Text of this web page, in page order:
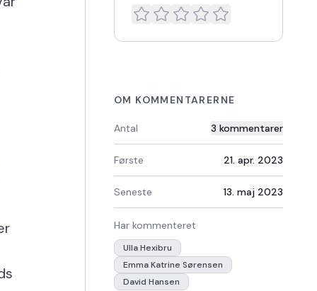
OM KOMMENTARERNE
Antal 3 kommentarer
Første 21. apr. 2023
Seneste 13. maj 2023
Har kommenteret
Ulla Hexibru
Emma Katrine Sørensen
David Hansen